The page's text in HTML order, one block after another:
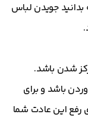
بدانید جویدن لباس
باشد و برای
رفع این عادت شما